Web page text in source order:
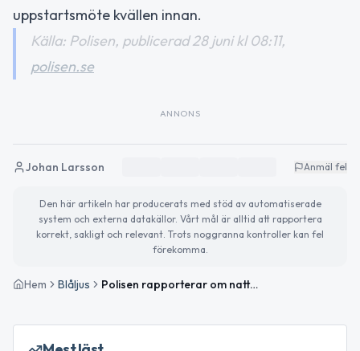
uppstartsmöte kvällen innan.
Källa: Polisen, publicerad 28 juni kl 08:11,
polisen.se
ANNONS
Johan Larsson Anmäl fel
Den här artikeln har producerats med stöd av automatiserade
system och externa datakällor. Vårt mål är alltid att rapportera
korrekt, sakligt och relevant. Trots noggranna kontroller kan fel
förekomma.
Hem Blåljus Polisen rapporterar om nattens insatser i Västernorrlands län